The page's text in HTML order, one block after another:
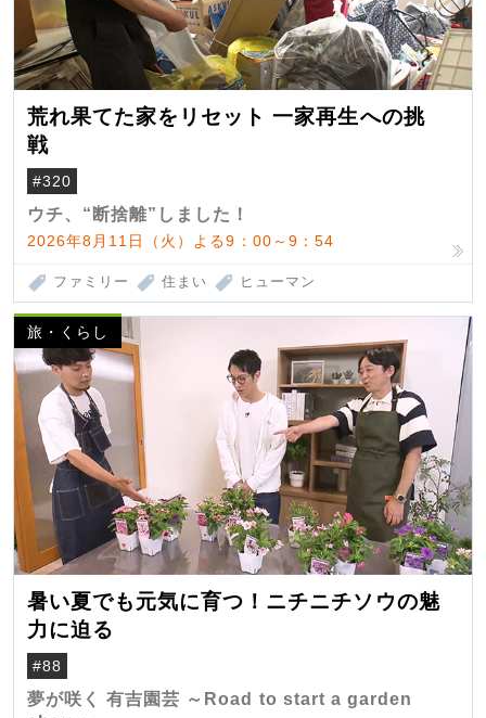
荒れ果てた家をリセット 一家再生への挑
戦
#320
ウチ、“断捨離”しました！
2026年8月11日（火）よる9：00～9：54
ファミリー 住まい ヒューマン
旅・くらし
暑い夏でも元気に育つ！ニチニチソウの魅
力に迫る
#88
夢が咲く 有吉園芸 ～Road to start a garden